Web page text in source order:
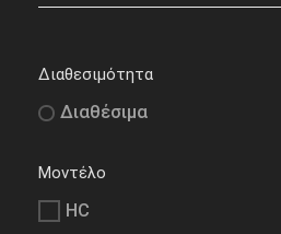
Διαθεσιμότητα
Διαθέσιμα
Μοντέλο
HC